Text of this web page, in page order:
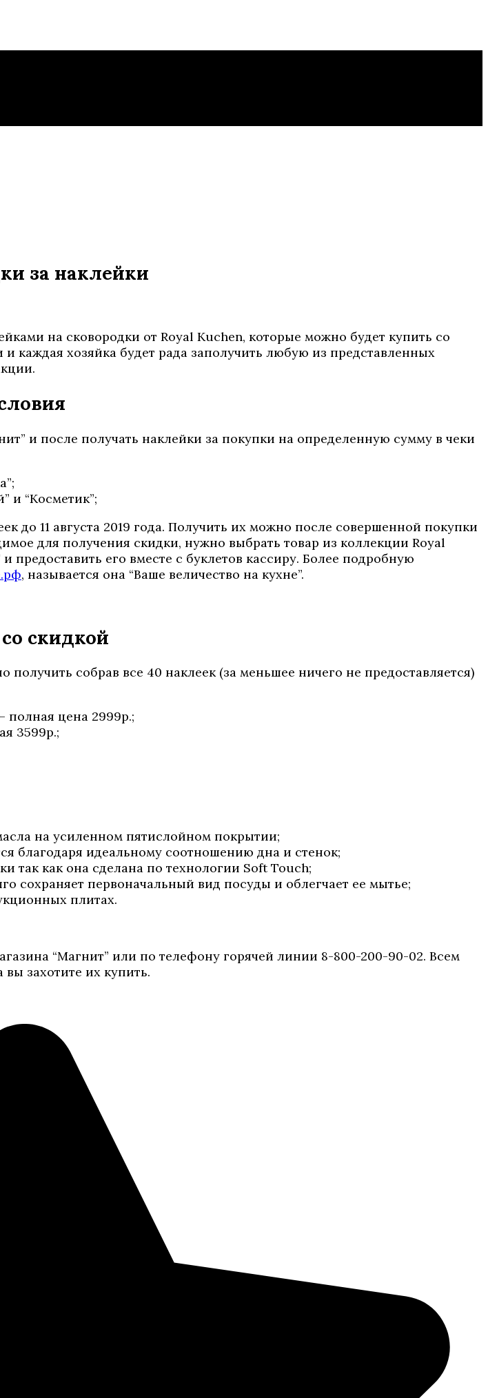
за наклейки
на сковородки от Royal Kuchen, которые можно будет купить со
каждая хозяйка будет рада заполучить любую из представленных
и после получать наклейки за покупки на определенную сумму в чеки
и “Косметик”;
до 11 августа 2019 года. Получить их можно после совершенной покупки
для получения скидки, нужно выбрать товар из коллекции Royal
предоставить его вместе с буклетов кассиру. Более подробную
, называется она “Ваше величество на кухне”.
скидкой
собрав все 40 наклеек (за меньшее ничего не предоставляется)
полная цена 2999р.;
3599р.;
на усиленном пятислойном покрытии;
благодаря идеальному соотношению дна и стенок;
так как она сделана по технологии Soft Touch;
сохраняет первоначальный вид посуды и облегчает ее мытье;
плитах.
“Магнит” или по телефону горячей линии 8-800-200-90-02. Всем
захотите их купить.